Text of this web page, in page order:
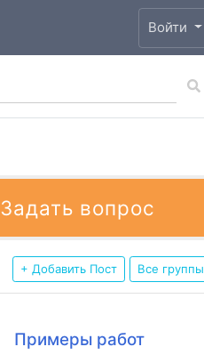
Войти
Задать вопрос
+ Добавить Пост Все группы
Примеры работ